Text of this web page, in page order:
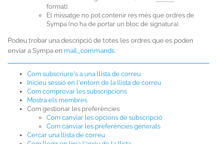
format).
El missatge no pot contenir res més que ordres de
Sympa (no ha de portar un bloc de signatura).
Podeu trobar una descripció de totes les ordres que es poden
enviar a Sympa en mail_commands
Com subscriure's a una llista de correu
Inicieu sessió en l'entorn de la llista de correu
Com comprovar les subscripcions
Mostra els membres
Com gestionar les preferències
Com canviar les opcions de subscripció
Com canviar les preferències generals
Cercar una llista de correu